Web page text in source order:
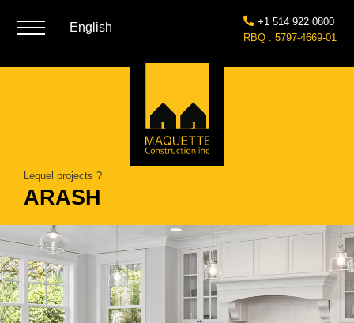
English
+1 514 922 0800
RBQ : 5797-4669-01
Lequel projects ?
ARASH